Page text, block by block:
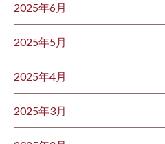
2025年6月
2025年5月
2025年4月
2025年3月